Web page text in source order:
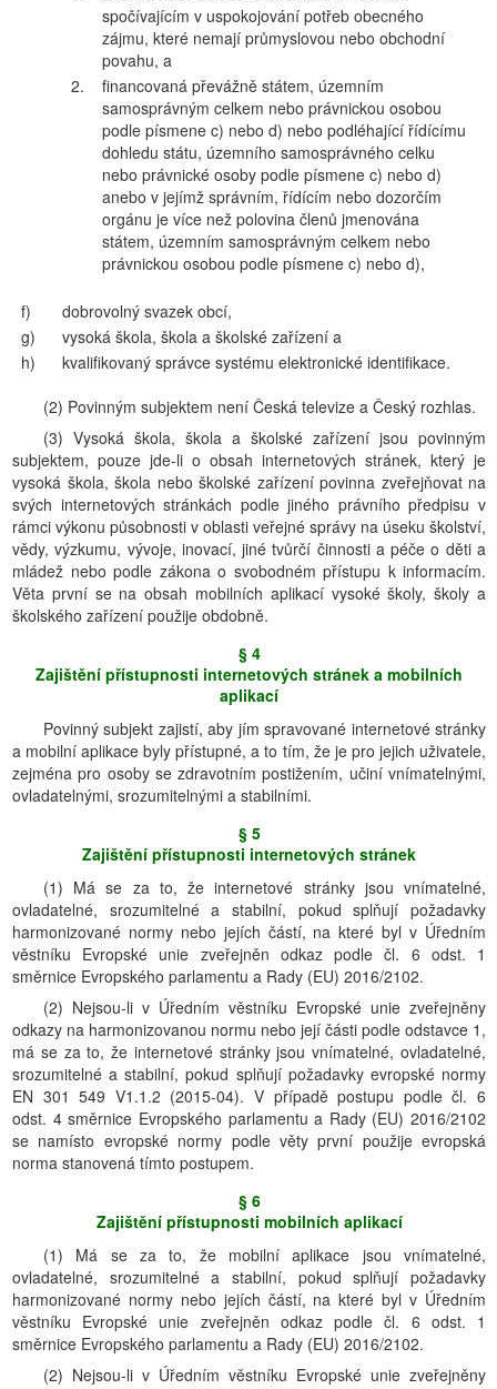
spočívajícím v uspokojování potřeb obecného
zájmu, které nemají průmyslovou nebo obchodní
povahu, a
2.
financovaná převážně státem, územním
samosprávným celkem nebo právnickou osobou
podle písmene c) nebo d) nebo podléhající řídícímu
dohledu státu, územního samosprávného celku
nebo právnické osoby podle písmene c) nebo d)
anebo v jejímž správním, řídícím nebo dozorčím
orgánu je více než polovina členů jmenována
státem, územním samosprávným celkem nebo
právnickou osobou podle písmene c) nebo d),
f)
dobrovolný svazek obcí,
g)
vysoká škola, škola a školské zařízení a
h)
kvalifikovaný správce systému elektronické identifikace.
(2) Povinným subjektem není Česká televize a Český rozhlas.
(3) Vysoká škola, škola a školské zařízení jsou povinným
subjektem, pouze jde-li o obsah internetových stránek, který je
vysoká škola, škola nebo školské zařízení povinna zveřejňovat na
svých internetových stránkách podle jiného právního předpisu v
rámci výkonu působnosti v oblasti veřejné správy na úseku školství,
vědy, výzkumu, vývoje, inovací, jiné tvůrčí činnosti a péče o děti a
mládež nebo podle zákona o svobodném přístupu k informacím.
Věta první se na obsah mobilních aplikací vysoké školy, školy a
školského zařízení použije obdobně.
§ 4
Zajištění přístupnosti internetových stránek a mobilních
aplikací
Povinný subjekt zajistí, aby jím spravované internetové stránky
a mobilní aplikace byly přístupné, a to tím, že je pro jejich uživatele,
zejména pro osoby se zdravotním postižením, učiní vnímatelnými,
ovladatelnými, srozumitelnými a stabilními.
§ 5
Zajištění přístupnosti internetových stránek
(1) Má se za to, že internetové stránky jsou vnímatelné,
ovladatelné, srozumitelné a stabilní, pokud splňují požadavky
harmonizované normy nebo jejích částí, na které byl v Úředním
věstníku Evropské unie zveřejněn odkaz podle čl. 6 odst. 1
směrnice Evropského parlamentu a Rady (EU) 2016/2102.
(2) Nejsou-li v Úředním věstníku Evropské unie zveřejněny
odkazy na harmonizovanou normu nebo její části podle odstavce 1,
má se za to, že internetové stránky jsou vnímatelné, ovladatelné,
srozumitelné a stabilní, pokud splňují požadavky evropské normy
EN 301 549 V1.1.2 (2015-04). V případě postupu podle čl. 6
odst. 4 směrnice Evropského parlamentu a Rady (EU) 2016/2102
se namísto evropské normy podle věty první použije evropská
norma stanovená tímto postupem.
§ 6
Zajištění přístupnosti mobilních aplikací
(1) Má se za to, že mobilní aplikace jsou vnímatelné,
ovladatelné, srozumitelné a stabilní, pokud splňují požadavky
harmonizované normy nebo jejích částí, na které byl v Úředním
věstníku Evropské unie zveřejněn odkaz podle čl. 6 odst. 1
směrnice Evropského parlamentu a Rady (EU) 2016/2102.
(2) Nejsou-li v Úředním věstníku Evropské unie zveřejněny